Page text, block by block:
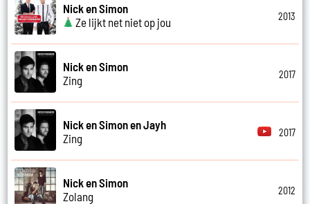
Nick en Simon
Ze lijkt net niet op jou
2013
Nick en Simon
Zing
2017
Nick en Simon en Jayh
Zing
2017
Nick en Simon
Zolang
2012